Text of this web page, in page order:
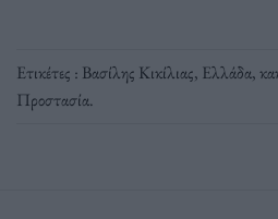
Ετικέτες : Βασίλης Κικίλιας, Ελλάδα,
Προστασία.